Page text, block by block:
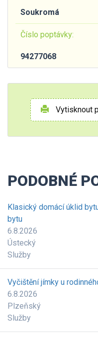
Soukromá
Číslo poptávky:
94277068
Vytisknout
PODOBNÉ
Klasický domácí úklid
bytu
6.8.2026
Ústecký
Služby
Vyčištění jímky u
6.8.2026
Plzeňský
Služby